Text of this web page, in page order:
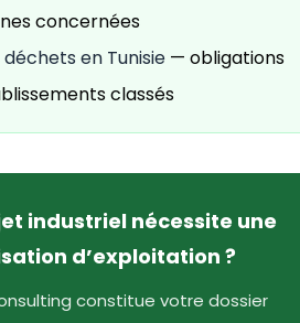
concernées
en Tunisie — obligations
classés
industriel nécessite une
d’exploitation ?
constitue votre dossier